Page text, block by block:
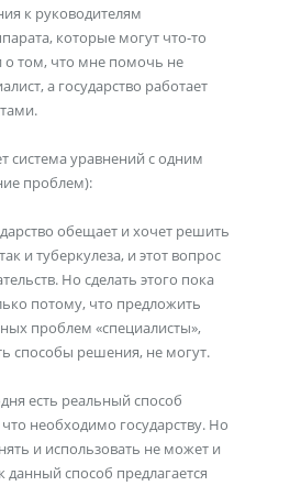
к руководителям
которые могут что-то
о том, что мне помочь не
а государство работает
система уравнений с одним
проблем):
обещает и хочет решить
и туберкулеза, и этот вопрос
Но сделать этого пока
потому, что предложить
проблем «специалисты»,
способы решения, не могут.
есть реальный способ
необходимо государству. Но
и использовать не может и
данный способ предлагается